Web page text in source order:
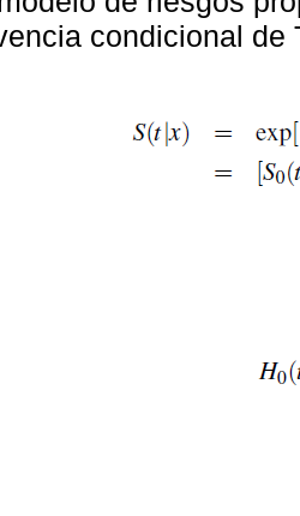
condicional de